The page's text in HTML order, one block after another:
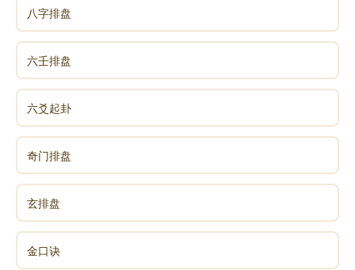
八字排盘
六壬排盘
六爻起卦
奇门排盘
玄排盘
金口诀